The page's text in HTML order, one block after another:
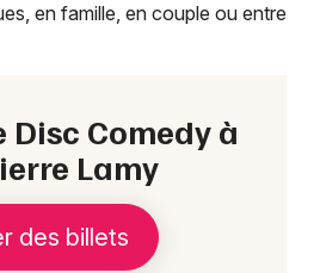
en famille, en couple ou entre
Comedy à
Lamy
des billets